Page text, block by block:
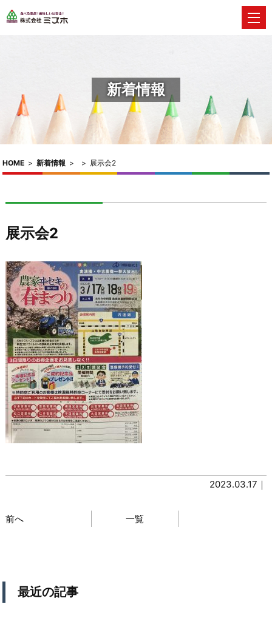
新着情報
HOME > 新着情報 > > 展示会2
展示会2
2023.03.17｜
前へ 一覧
最近の記事